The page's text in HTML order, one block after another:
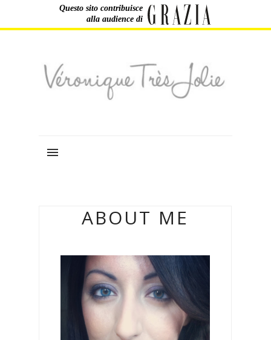
Questo sito contribuisce
alla audience di
ABOUT ME